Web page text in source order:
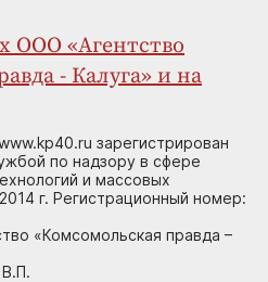
ООО «Агентство
- Калуга» и на
зарегистрирован
по надзору в сфере
и массовых
г. Регистрационный номер:
«Комсомольская правда –